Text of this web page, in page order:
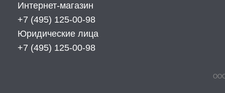
Интернет-магазин
+7 (495) 125-00-98
Юридические лица
+7 (495) 125-00-98
ООО